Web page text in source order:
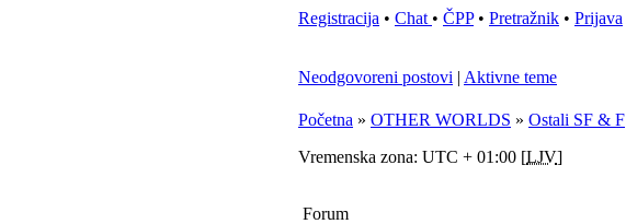
Registracija • Chat • ČPP• Pretražnik • Prijava
Neodgovoreni postovi | Aktivne teme
Početna » OTHER WORLDS » Ostali SF & F
Vremenska zona: UTC + 01:00 [LJV]
Forum